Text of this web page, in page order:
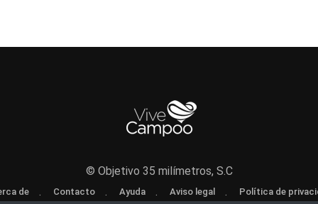
© Objetivo 35 milímetros, S.C
de Contacto Ayuda Aviso legal Política de